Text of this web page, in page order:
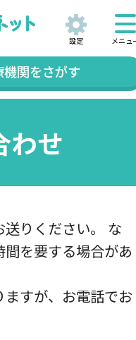
設定
関をさがす
メニュ
わせ
りください。 な
を要する場合があ
すが、お電話でお